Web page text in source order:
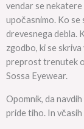
vendar se
upočasnimo. Ko
drevesnega debla.
zgodbo, ki se
preprost trenutek
Sossa Eyewear.
Opomnik, da
pride tiho. In včasih